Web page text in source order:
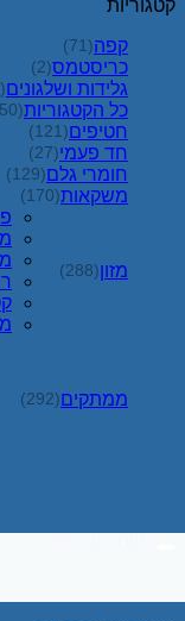
קטגוריות
קפה(71)
כריסטמס(2)
גלידות ושלגונים(73)
כל הקטגוריות(1050)
חטיפים(121)
חד פעמי(27)
חומרי גלם(129)
משקאות(170)
מזון(288)
ממתקים(292)